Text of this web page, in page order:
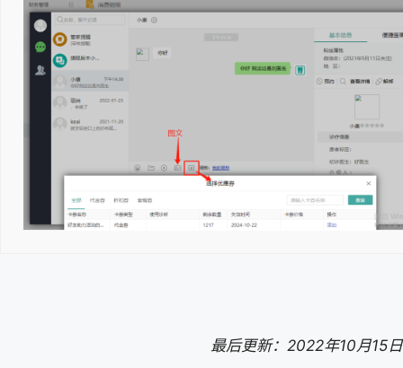
最后更新：2022年10月15日